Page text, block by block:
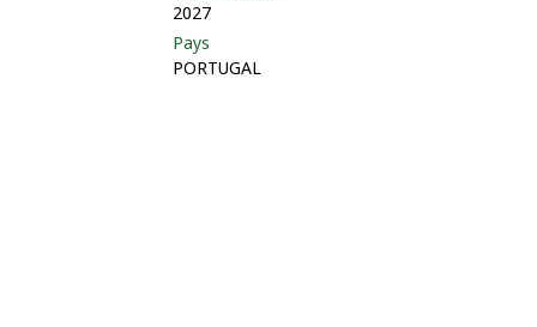
2027
Pays
PORTUGAL